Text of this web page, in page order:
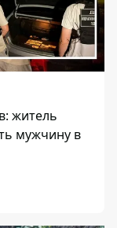
житель
мужчину в